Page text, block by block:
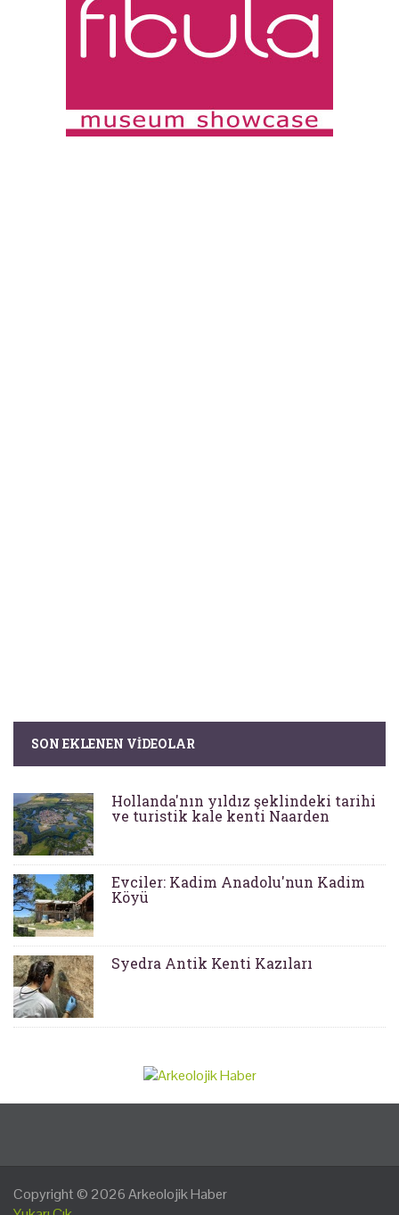
SON EKLENEN VIDEOLAR
Hollanda'nın yıldız şeklindeki tarihi
ve turistik kale kenti Naarden
Evciler: Kadim Anadolu'nun Kadim
Köyü
Syedra Antik Kenti Kazıları
Copyright © 2026Arkeolojik Haber